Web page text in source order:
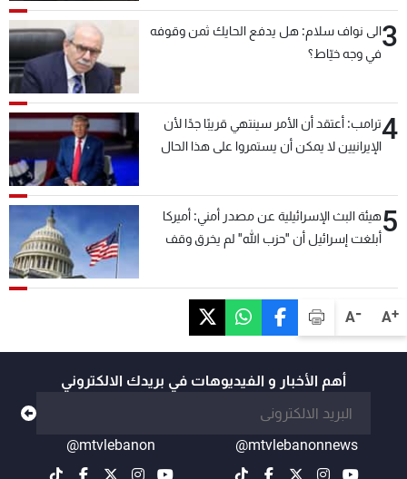
A+
A-
3الى نواف سلام: هل يدفع الحايك ثمن وقوفه
في وجه خيّاط؟
4ترامب: أعتقد أن الأمر سينتهي قريبًا جدًا لأن
الإيرانيين لا يمكن أن يستمروا على هذا الحال
5هيئة البث الإسرائيلية عن مصدر أمني: أميركا
أبلغت إسرائيل أن "حزب الله" لم يخرق وقف
أهم الأخبار و الفيديوهات في بريدك الالكتروني
@mtvlebanonnews
@mtvlebanon